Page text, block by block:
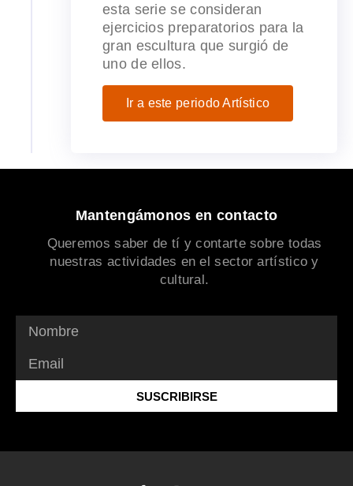
esta serie se consideran
ejercicios preparatorios para la
gran escultura que surgió de
uno de ellos.
Ir a este periodo Artístico
Mantengámonos en contacto
Queremos saber de tí y contarte sobre todas
nuestras actividades en el sector artístico y
cultural.
SUSCRIBIRSE